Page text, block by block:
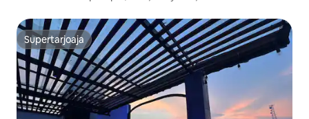
Supertarjoaja
Supertarjoaja